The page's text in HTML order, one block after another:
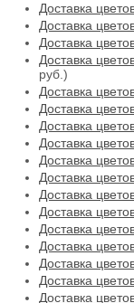
Доставка
Доставка
Доставка
Доставка
руб.)
Доставка
Доставка
Доставка
Доставка
Доставка
Доставка
Доставка
Доставка
Доставка
Доставка
Доставка
Доставка
Доставка